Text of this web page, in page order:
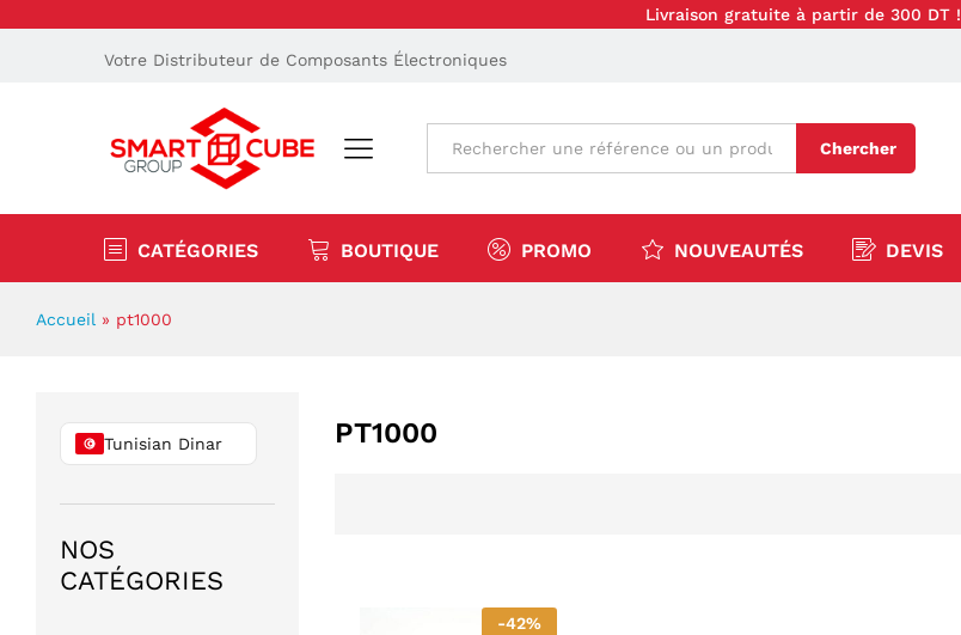
Livraison gratuite à partir de 300 DT !
Votre Distributeur de Composants Électroniques
Tout Chercher
CATÉGORIES BOUTIQUE PROMO NOUVEAUTÉS DEVIS
Accueil » pt1000
PT1000
-42%
Tunisian Dinar
NOS
CATÉGORIES